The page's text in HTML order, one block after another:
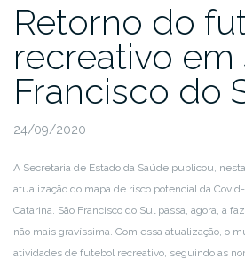
Retorno do
recreativo em
Francisco do
24/09/2020
A Secretaria de Estado da Saúde publicou,
atualização do mapa de risco potencial da
Catarina. São Francisco do Sul passa, agora, a
não mais gravíssima. Com essa atualização, o
atividades de futebol recreativo, seguindo as